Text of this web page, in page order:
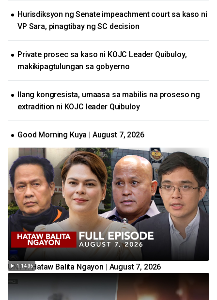
Hurisdiksyon ng Senate impeachment court sa kaso ni
VP Sara, pinagtibay ng SC decision
Private prosec sa kaso ni KOJC Leader Quibuloy,
makikipagtulungan sa gobyerno
Ilang kongresista, umaasa sa mabilis na proseso ng
extradition ni KOJC leader Quibuloy
Good Morning Kuya | August 7, 2026
1:14:35
UNTV: Hataw Balita Ngayon | August 7, 2026